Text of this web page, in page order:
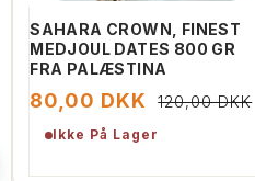
SAHARA CROWN, FINEST
MEDJOUL DATES 800 GR
FRA PALÆSTINA
80,00 DKK 120,00 DKK
Ikke På Lager